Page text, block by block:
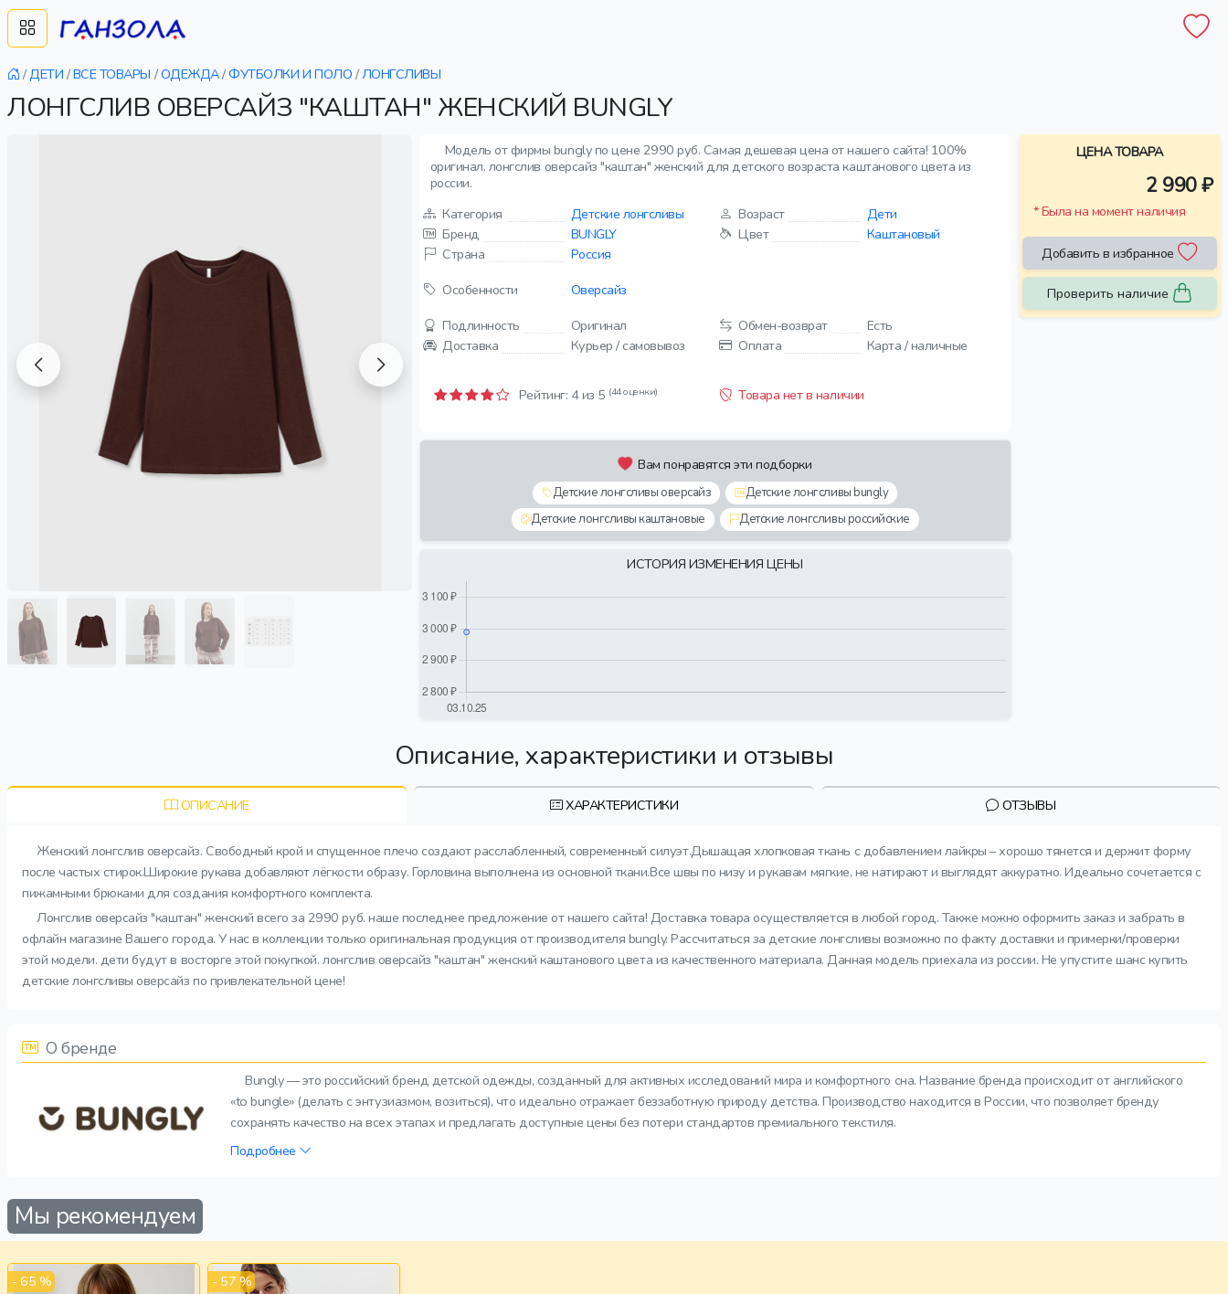
/ДЕТИ /ВСЕ ТОВАРЫ /ОДЕЖДА/ФУТБОЛКИ И ПОЛО /ЛОНГСЛИВЫ
ЛОНГСЛИВ ОВЕРСАЙЗ "КАШТАН" ЖЕНСКИЙ BUNGLY
Модель от фирмы bungly по цене 2990 руб. Самая дешевая цена от нашего сайта! 100%
оригинал. лонгслив оверсайз "каштан" женский для детского возраста каштанового цвета из
россии.
Категория
Детские лонгсливы Возраст
Дети
Бренд
BUNGLY Цвет
Каштановый
Страна
Россия
Особенности
Оверсайз
Подлинность
Оригинал Обмен-возврат
Есть
Доставка
Курьер / самовывоз Оплата Карта / наличные
Рейтинг: 4из 5 (44 оценки) Товара нет в наличии
Вам понравятся эти подборки
Детские лонгсливы оверсайз
Детские лонгсливы bungly
Детские лонгсливы каштановые
Детские лонгсливы российские
ИСТОРИЯ ИЗМЕНЕНИЯ ЦЕНЫ
ЦЕНА ТОВАРА
2 990 ₽
* Была на момент наличия
Добавить в избранное
Проверить наличие
Описание, характеристики и отзывы
ОПИСАНИЕ ХАРАКТЕРИСТИКИ ОТЗЫВЫ
Женский лонгслив оверсайз. Свободный крой и спущенное плечо создают расслабленный, современный силуэт.Дышащая хлопковая ткань с добавлением лайкры – хорошо тянется и держит форму
после частых стирок.Широкие рукава добавляют лёгкости образу. Горловина выполнена из основной ткани.Все швы по низу и рукавам мягкие, не натирают и выглядят аккуратно. Идеально сочетается с
пижамными брюками для создания комфортного комплекта.
Лонгслив оверсайз "каштан" женский всего за 2990 руб. наше последнее предложение от нашего сайта! Доставка товара осуществляется в любой город. Также можно оформить заказ и забрать в
офлайн магазине Вашего города. У нас в коллекции только оригинальная продукция от производителя bungly. Рассчитаться за детские лонгсливы возможно по факту доставки и примерки/проверки
этой модели. дети будут в восторге этой покупкой. лонгслив оверсайз "каштан" женский каштанового цвета из качественного материала. Данная модель приехала из россии. Не упустите шанс купить
детские лонгсливы оверсайз по привлекательной цене!
О бренде
Bungly — это российский бренд детской одежды, созданный для активных исследований мира и комфортного сна. Название бренда происходит от английского
«to bungle» (делать с энтузиазмом, возиться), что идеально отражает беззаботную природу детства. Производство находится в России, что позволяет бренду
сохранять качество на всех этапах и предлагать доступные цены без потери стандартов премиального текстиля.
Подробнее
Мы рекомендуем
- 65 % - 57 %